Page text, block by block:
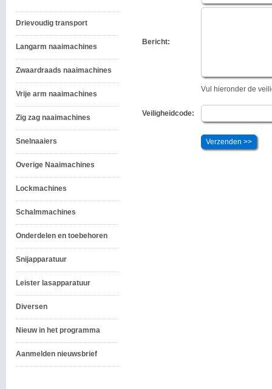
Drievoudig transport
Langarm naaimachines
Zwaardraads naaimachines
Vrije arm naaimachines
Zig zag naaimachines
Snelnaaiers
Overige Naaimachines
Lockmachines
Schalmmachines
Onderdelen en toebehoren
Snijapparatuur
Leister lasapparatuur
Diversen
Nieuw in het programma
Aanmelden nieuwsbrief
Bericht:
Vul hieronder de
Veiligheidcode: